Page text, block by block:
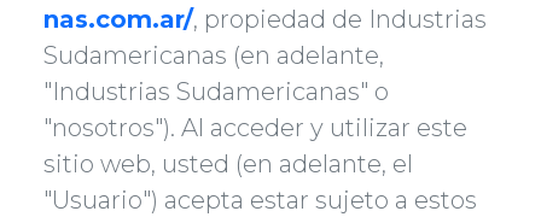
nas.com.ar/, propiedad de Industrias
Sudamericanas (en adelante,
"Industrias Sudamericanas" o
"nosotros"). Al acceder y utilizar este
sitio web, usted (en adelante, el
"Usuario") acepta estar sujeto a estos